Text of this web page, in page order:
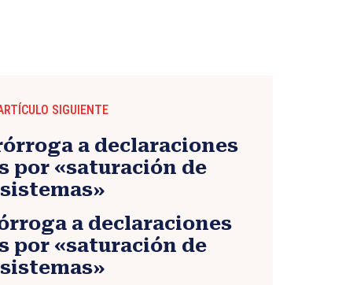
SIGUIENTE
a declaraciones
por «saturación de
sistemas»